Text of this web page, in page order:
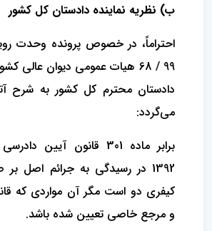
ب) نظریه نماینده دادستان کل کشور
احتراماً، در خصوص پرونده وحدت
99 / 68 هیات عمومی دیوان عالی
دادستان محترم کل کشور به شرح
می‌گردد:
برابر ماده 301 قانون
1392 در رسیدگی به جرائم اصل
کیفری دو است مگر آن مواردی که
و مرجع خاصی تعیین شده باشد.